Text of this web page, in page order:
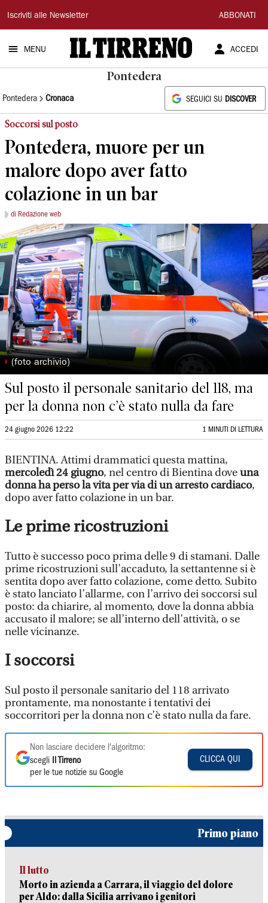
Il
Tirreno
Iscriviti alle Newsletter ABBONATI
MENU ACCEDI
Pontedera
Pontedera Cronaca SEGUICI SU DISCOVER
Soccorsi sul posto
Pontedera, muore per un
malore dopo aver fatto
colazione in un bar
di Redazione web
◗ (foto archivio)
Sul posto il personale sanitario del 118, ma
per la donna non c’è stato nulla da fare
24 giugno 2026 12:22 1 MINUTI DI LETTURA
BIENTINA. Attimi drammatici questa mattina,
mercoledì 24 giugno, nel centro di Bientina doveuna
donna ha perso la vita per via di un arresto cardiaco,
dopo aver fatto colazione in un bar.
Le prime ricostruzioni
Tutto è successo poco prima delle 9 di stamani. Dalle
prime ricostruzioni sull’accaduto, la settantenne si è
sentita dopo aver fatto colazione, come detto. Subito
è stato lanciato l’allarme, con l’arrivo dei soccorsi sul
posto: da chiarire, al momento, dove la donna abbia
accusato il malore; se all’interno dell’attività, o se
nelle vicinanze.
I soccorsi
Sul posto il personale sanitario del 118 arrivato
prontamente, ma nonostante i tentativi dei
soccorritori per la donna non c’è stato nulla da fare.
Non lasciare decidere l'algoritmo:
scegli
Il Tirreno
per le tue notizie su Google
CLICCA QUI
Primo piano
Il lutto
Morto in azienda a Carrara, il viaggio del dolore
per Aldo: dalla Sicilia arrivano i genitori